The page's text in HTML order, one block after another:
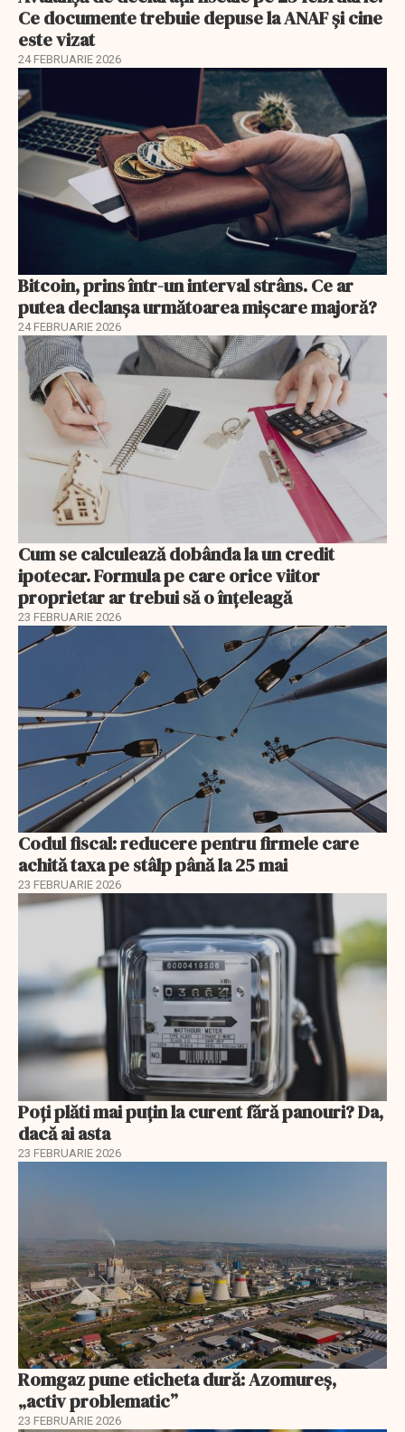
Ce documente trebuie depuse la ANAF și cine
este vizat
24 FEBRUARIE 2026
Bitcoin, prins într-un interval strâns. Ce ar
putea declanșa următoarea mișcare majoră?
24 FEBRUARIE 2026
Cum se calculează dobânda la un credit
ipotecar. Formula pe care orice viitor
proprietar ar trebui să o înțeleagă
23 FEBRUARIE 2026
Codul fiscal: reducere pentru firmele care
achită taxa pe stâlp până la 25 mai
23 FEBRUARIE 2026
Poți plăti mai puțin la curent fără panouri? Da,
dacă ai asta
23 FEBRUARIE 2026
Romgaz pune eticheta dură: Azomureș,
„activ problematic”
23 FEBRUARIE 2026